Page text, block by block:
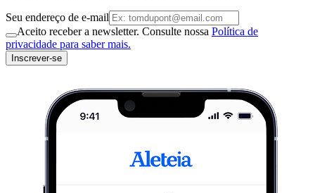
Seu endereço de e-mail
Aceito receber a newsletter. Consulte nossa Política de
privacidade para saber mais.
Inscrever-se